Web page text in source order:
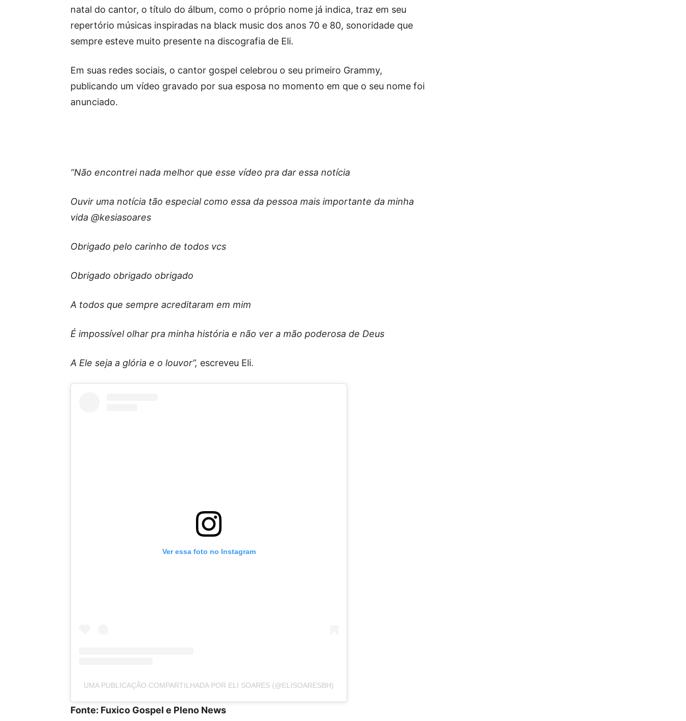
natal do cantor, o título do álbum, como o próprio nome já indica, traz em seu
repertório músicas inspiradas na black music dos anos 70 e 80, sonoridade que
sempre esteve muito presente na discografia de Eli.
Em suas redes sociais, o cantor gospel celebrou o seu primeiro Grammy,
publicando um vídeo gravado por sua esposa no momento em que o seu nome foi
anunciado.
“Não encontrei nada melhor que esse vídeo pra dar essa notícia
Ouvir uma notícia tão especial como essa da pessoa mais importante da minha
vida @kesiasoares
Obrigado pelo carinho de todos vcs
Obrigado obrigado obrigado
A todos que sempre acreditaram em mim
É impossível olhar pra minha história e não ver a mão poderosa de Deus
A Ele seja a glória e o louvor”, escreveu Eli.
Ver essa foto no Instagram
UMA PUBLICAÇÃO COMPARTILHADA POR ELI SOARES (@ELISOARESBH)
Fonte: Fuxico Gospel e Pleno News